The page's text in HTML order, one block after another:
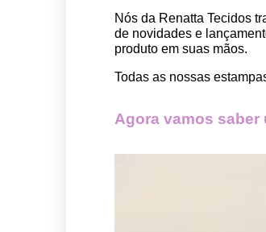
Nós da Renatta Tecidos
de novidades e
produto em suas mãos.
Todas as nossas
Agora vamos